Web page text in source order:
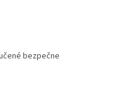
bezpečne